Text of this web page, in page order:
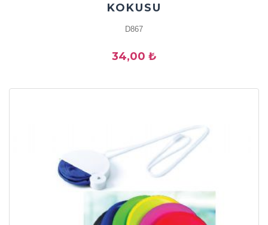
KOKUSU
D867
34,00 ₺